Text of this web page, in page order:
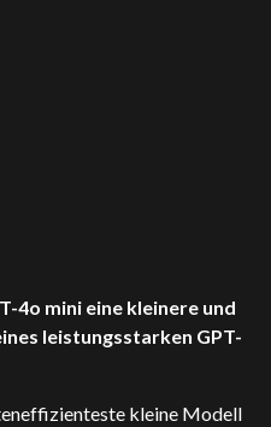
4o mini eine kleinere und
leistungsstarken GPT-
kleine Modell